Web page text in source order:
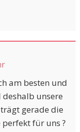
am besten und
unsere
gerade die
für uns ?